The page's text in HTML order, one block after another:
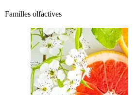
Familles olfactives